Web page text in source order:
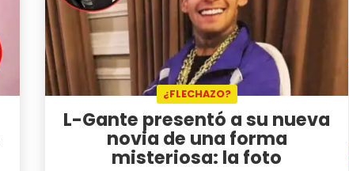
¿FLECHAZO?
L-Gante presentó a su nueva
novia de una forma
misteriosa: la foto